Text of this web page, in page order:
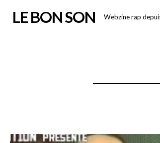
LE BON SON Webzine rap